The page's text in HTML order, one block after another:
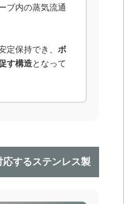
ブ内の蒸気流通
定保持でき、 ボ
す構造となって
するステンレス製